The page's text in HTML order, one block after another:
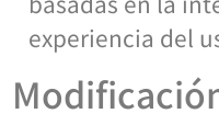
experiencia del